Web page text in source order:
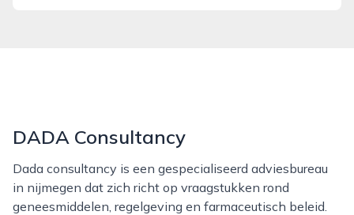
DADA Consultancy
Dada consultancy is een gespecialiseerd adviesbureau
in nijmegen dat zich richt op vraagstukken rond
geneesmiddelen, regelgeving en farmaceutisch beleid.